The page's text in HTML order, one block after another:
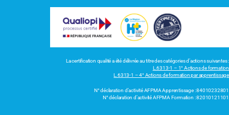
La certification qualité a été délivrée au titre des catégories d’actions suivantes :
L.6313-1 – 1° Actions de formation
L.6313-1 – 4° Actions de formation par apprentissage
N° déclaration d’activité AFPMA Apprentissage : 84010232801
N° déclaration d’activité AFPMA Formation : 82010121101